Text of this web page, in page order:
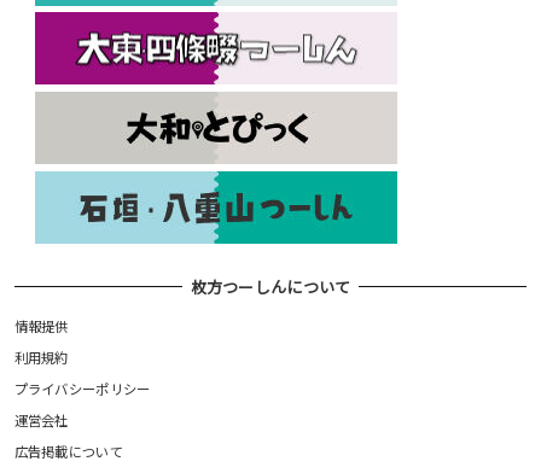
枚方つーしんについて
情報提供
利用規約
プライバシーポリシー
運営会社
広告掲載について